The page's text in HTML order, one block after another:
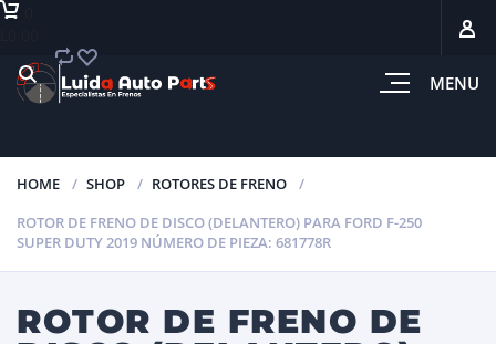
MENU
HOME SHOP
ROTORES DE FRENO
ROTOR DE FRENO DE DISCO (DELANTERO) PARA FORD F-250
SUPER DUTY 2019 NÚMERO DE PIEZA: 681778R
ROTOR DE FRENO DE